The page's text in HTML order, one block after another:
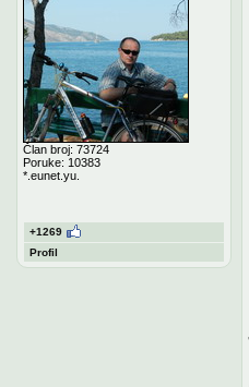
Član broj: 73724
Poruke: 10383
*.eunet.yu.
+1269
Profil